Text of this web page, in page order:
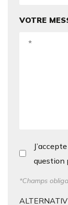
VOTRE
question
*Champs